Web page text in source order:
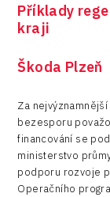
Příklady
kraji
Škoda Plzeň
Za
bezesporu
financování se
ministerstvo
podporu rozvoje
Operačního